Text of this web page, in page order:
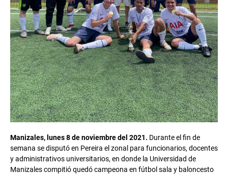
Manizales, lunes 8 de noviembre del 2021. Durante el fin de
semana se disputó en Pereira el zonal para funcionarios, docentes
y administrativos universitarios, en donde la Universidad de
Manizales compitió quedó campeona en fútbol sala y baloncesto